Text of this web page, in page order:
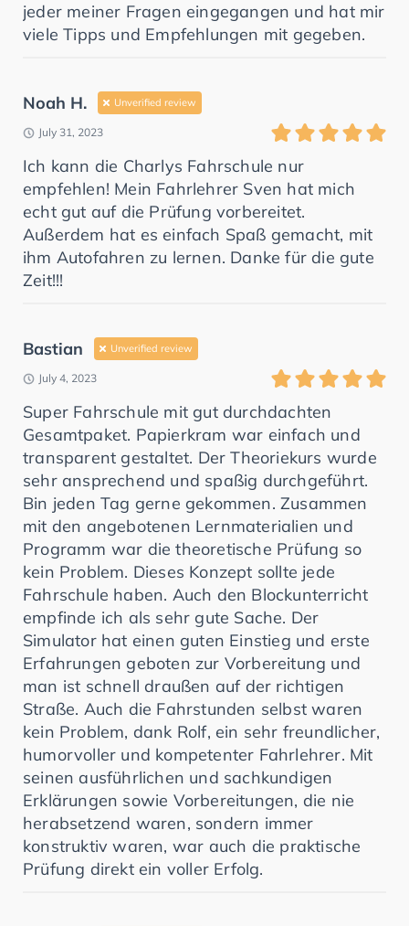
jeder meiner Fragen eingegangen und hat mir
viele Tipps und Empfehlungen mit gegeben.
Noah H. Unverified review
July 31, 2023
Ich kann die Charlys Fahrschule nur
empfehlen! Mein Fahrlehrer Sven hat mich
echt gut auf die Prüfung vorbereitet.
Außerdem hat es einfach Spaß gemacht, mit
ihm Autofahren zu lernen. Danke für die gute
Zeit!!!
Bastian Unverified review
July 4, 2023
Super Fahrschule mit gut durchdachten
Gesamtpaket. Papierkram war einfach und
transparent gestaltet. Der Theoriekurs wurde
sehr ansprechend und spaßig durchgeführt.
Bin jeden Tag gerne gekommen. Zusammen
mit den angebotenen Lernmaterialien und
Programm war die theoretische Prüfung so
kein Problem. Dieses Konzept sollte jede
Fahrschule haben. Auch den Blockunterricht
empfinde ich als sehr gute Sache. Der
Simulator hat einen guten Einstieg und erste
Erfahrungen geboten zur Vorbereitung und
man ist schnell draußen auf der richtigen
Straße. Auch die Fahrstunden selbst waren
kein Problem, dank Rolf, ein sehr freundlicher,
humorvoller und kompetenter Fahrlehrer. Mit
seinen ausführlichen und sachkundigen
Erklärungen sowie Vorbereitungen, die nie
herabsetzend waren, sondern immer
konstruktiv waren, war auch die praktische
Prüfung direkt ein voller Erfolg.